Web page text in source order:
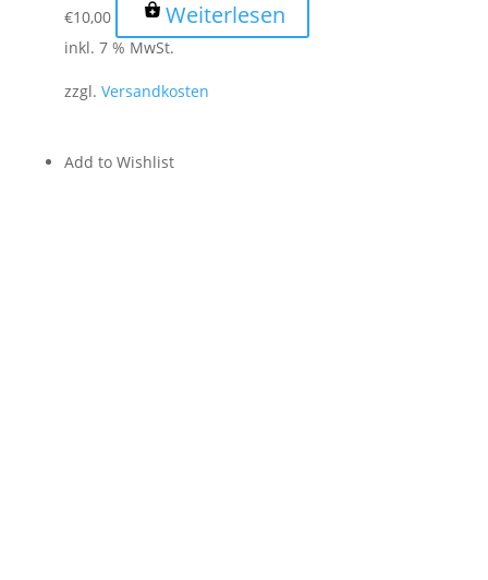
€10,00 Weiterlesen
inkl. 7 % MwSt.
zzgl. Versandkosten
Add to Wishlist